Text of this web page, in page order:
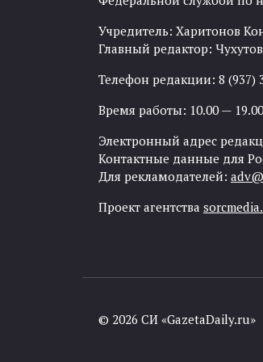
Учредитель: Харитонов
Главный редактор:
Телефон редакции: 8 (937)
Время работы: 10.00 —
Электронный адрес
Контактные данные для
Для рекламодателей:
Проект агентства
© 2026 СИ «GazetaDaily.ru»